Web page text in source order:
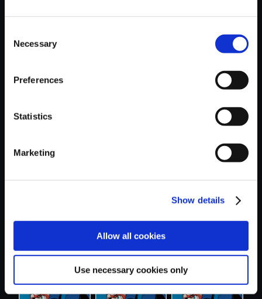
Selection
Necessary
Preferences
Statistics
Marketing
Show details
Allow all cookies
Use necessary cookies only
おすすめ商品